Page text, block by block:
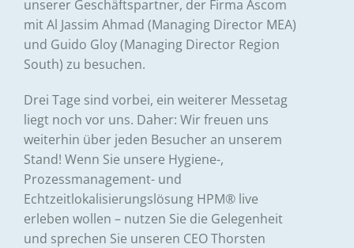
unserer Geschäftspartner, der Firma Ascom
mitAl Jassim Ahmad (Managing Director MEA)
und Guido Gloy(Managing Director Region
South) zu besuchen.
Drei Tage sind vorbei, ein weiterer Messetag
liegt noch vor uns. Daher: Wir freuen uns
weiterhin über jeden Besucher an unserem
Stand! Wenn Sie unsere Hygiene-,
Prozessmanagement- und
Echtzeitlokalisierungslösung HPM® live
erleben wollen – nutzen Sie die Gelegenheit
und sprechen Sie unseren CEO Thorsten